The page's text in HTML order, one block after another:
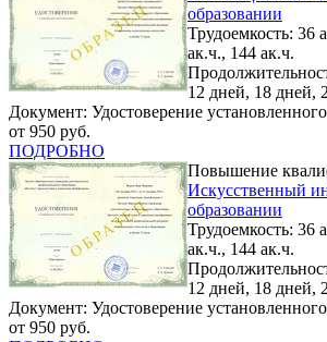
образовании
Трудоемкость: 36
ак.ч., 144 ак.ч.
12 дней, 18 дней,
Документ: Удостоверение
от 950 руб.
ПОДРОБНО
Повышение
Искусственный
образовании
Трудоемкость: 36
ак.ч., 144 ак.ч.
12 дней, 18 дней,
Документ: Удостоверение
от 950 руб.